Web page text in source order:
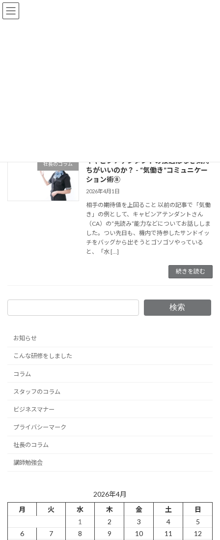
コ
ン
ナ
ビ
社長のコラム
キャビンアテンダントの接遇はなぜ気持
ちがいいのか？ - “気働き”コミュニケー
ション術⑧
2026年4月1日
相手の期待値を上回ること 以前の記事で「気働
き」の例として、キャビンアテンダントさん
（CA）の“先読み”能力などについてお話ししま
した。つい先日も、機内で持参したサンドイッ
チをバッグから出そうとゴソゴソやっている
と、「水 […]
続きを読む
検索
お知らせ
こんな研修をしました
コラム
スタッフのコラム
ビジネスマナー
プライバシーマーク
社長のコラム
講師勉強会
2026年4月
月
火 水 木 金 土
日
1
2 3 4
5
6
7 8 9 10 11
12